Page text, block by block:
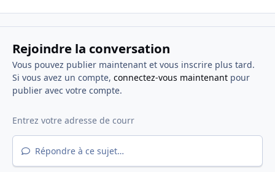
Rejoindre la conversation
Vous pouvez publier maintenant et vous inscrire plus tard.
Si vous avez un compte, connectez-vous maintenantpour
publier avec votre compte.
Répondre à ce sujet…